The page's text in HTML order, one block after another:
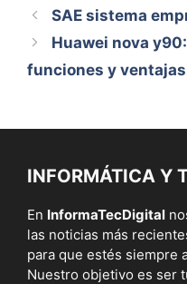
SAE sistema
Huawei nova
funciones y ventajas
INFORMÁTICA Y
En InformaTecDigital
las noticias más
para que estés siempre
Nuestro objetivo es ser